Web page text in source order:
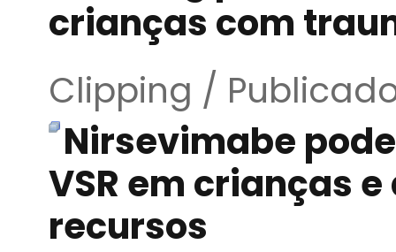
crianças com
Clipping /
Nirsevimabe
VSR em crianças
recursos